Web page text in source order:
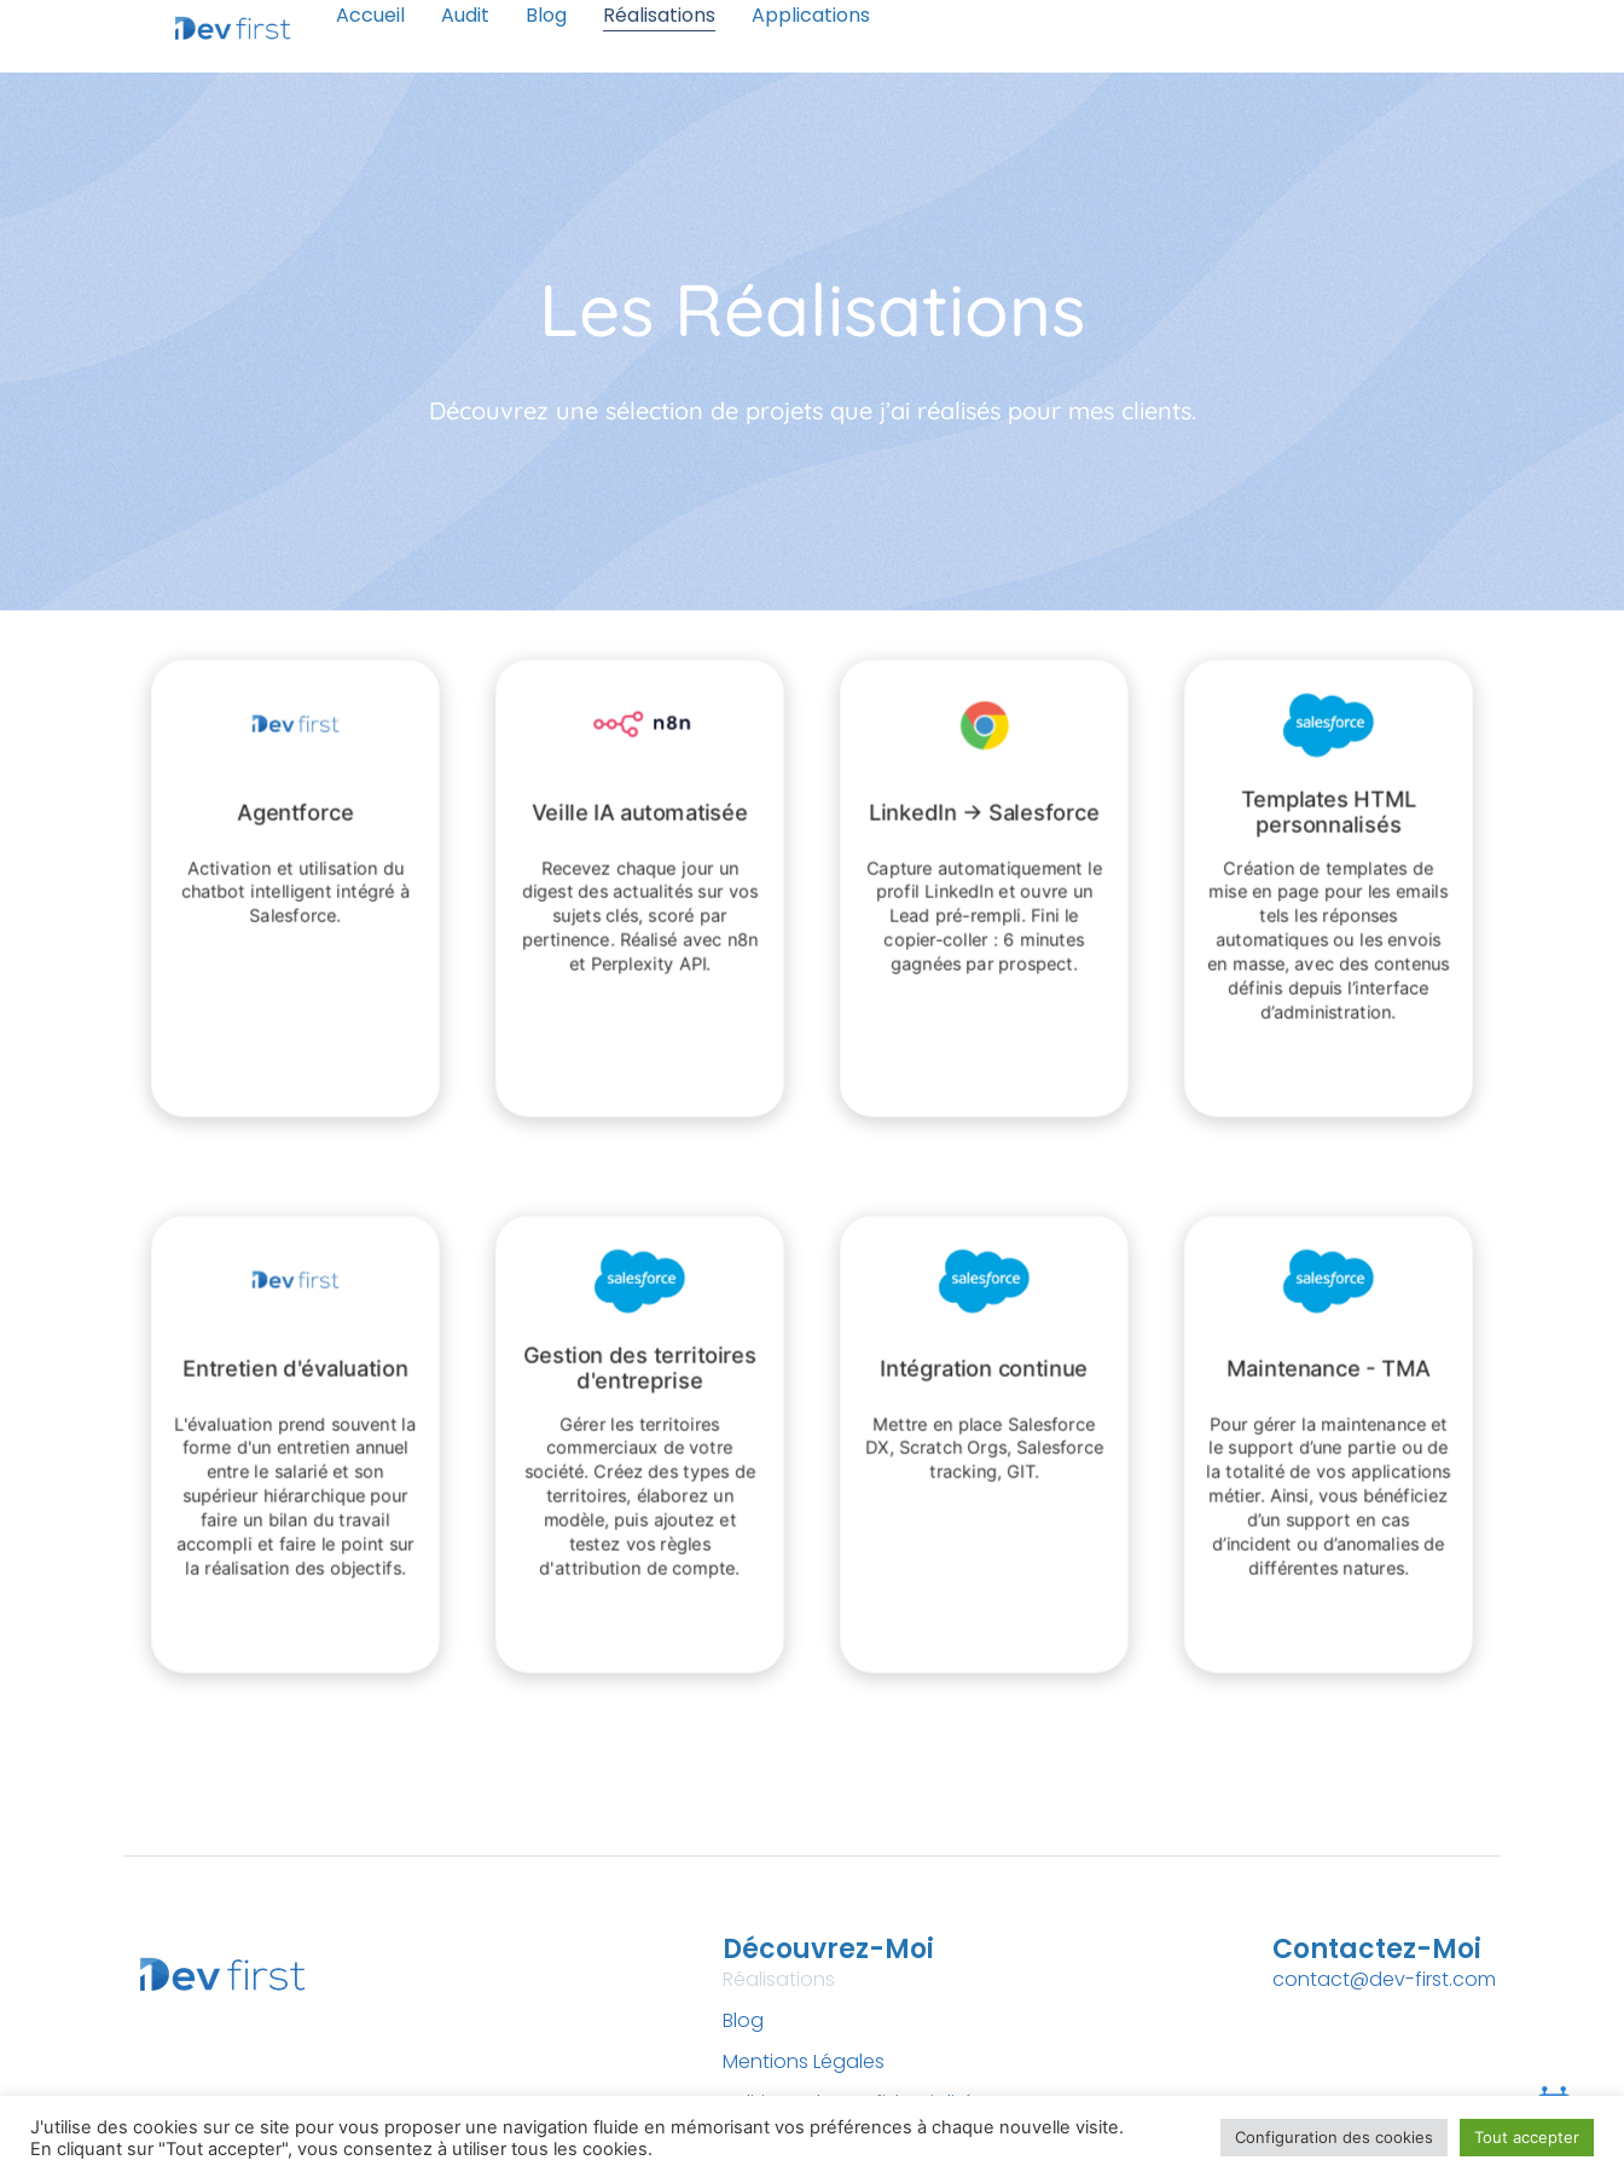
Accueil Audit Blog Réalisations Applications
Les Réalisations
Découvrez une sélection de projets que j’ai réalisés pour mes clients.
Agentforce
Activation et utilisation du
chatbot intelligent intégré à
Salesforce.
Veille IA automatisée
Recevez chaque jour un
digest des actualités sur vos
sujets clés, scoré par
pertinence. Réalisé avec n8n
et Perplexity API.
LinkedIn → Salesforce
Capture automatiquement le
profil LinkedIn et ouvre un
Lead pré-rempli. Fini le
copier-coller : 6 minutes
gagnées par prospect.
Templates HTML
personnalisés
Création de templates de
mise en page pour les emails
tels les réponses
automatiques ou les envois
en masse, avec des contenus
définis depuis l’interface
d’administration.
Entretien d'évaluation
L'évaluation prend souvent la
forme d'un entretien annuel
entre le salarié et son
supérieur hiérarchique pour
faire un bilan du travail
accompli et faire le point sur
la réalisation des objectifs.
Gestion des territoires
d'entreprise
Gérer les territoires
commerciaux de votre
société. Créez des types de
territoires, élaborez un
modèle, puis ajoutez et
testez vos règles
d'attribution de compte.
Intégration continue
Mettre en place Salesforce
DX, Scratch Orgs, Salesforce
tracking, GIT.
Maintenance - TMA
Pour gérer la maintenance et
le support d’une partie ou de
la totalité de vos applications
métier. Ainsi, vous bénéficiez
d’un support en cas
d’incident ou d’anomalies de
différentes natures.
Découvrez-Moi
Réalisations
Blog
Mentions Légales
Politique de confidentialité
Contactez-Moi
contact@dev-first.com
J'utilise des cookies sur ce site pour vous proposer une navigation fluide en mémorisant vos préférences à chaque nouvelle visite.
En cliquant sur "Tout accepter", vous consentez à utiliser tous les cookies.
Configuration des cookies Tout accepter